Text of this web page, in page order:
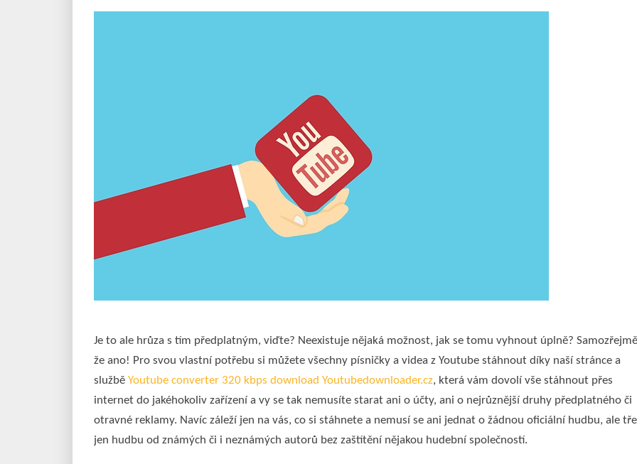
Je to ale hrůza s tím předplatným, viďte? Neexistuje nějaká možnost, jak se tomu vyhnout úplně?
že ano! Pro svou vlastní potřebu si můžete všechny písničky a videa z Youtube stáhnout díky naší stránce a
službě Youtube converter 320 kbps download Youtubedownloader.cz, která vám dovolí vše stáhnout přes
internet do jakéhokoliv zařízení a vy se tak nemusíte starat ani o účty, ani o nejrůznější druhy předplatného či
otravné reklamy. Navíc záleží jen na vás, co si stáhnete a nemusí se ani jednat o žádnou oficiální hudbu, ale
jen hudbu od známých či i neznámých autorů bez zaštítění nějakou hudební společností.